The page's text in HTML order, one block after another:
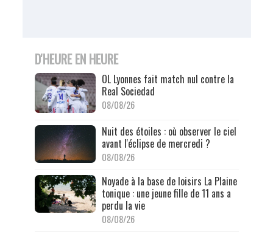
D'HEURE EN HEURE
OL Lyonnes fait match nul contre la
Real Sociedad
08/08/26
Nuit des étoiles : où observer le ciel
avant l'éclipse de mercredi ?
08/08/26
Noyade à la base de loisirs La Plaine
tonique : une jeune fille de 11 ans a
perdu la vie
08/08/26